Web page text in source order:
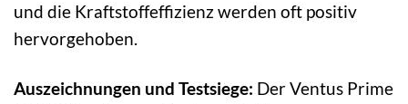
und die Kraftstoffeffizienz werden oft positiv
hervorgehoben.
Auszeichnungen und Testsiege: Der Ventus Prime